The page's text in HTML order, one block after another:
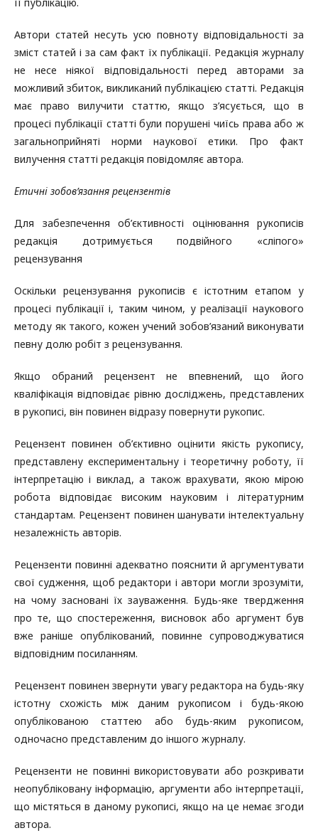
Автори статей несуть усю повноту відповідальності за
зміст статей і за сам факт їх публікації. Редакція журналу
не несе ніякої відповідальності перед авторами за
можливий збиток, викликаний публікацією статті. Редакція
має право вилучити статтю, якщо з’ясується, що в
процесі публікації статті були порушені чиїсь права або ж
загальноприйняті норми наукової етики. Про факт
вилучення статті редакція повідомляє автора.
Етичні зобов’язання рецензентів
Для забезпечення об’єктивності оцінювання рукописів
редакція дотримується подвійного «сліпого»
рецензування
Оскільки рецензування рукописів є істотним етапом у
процесі публікації і, таким чином, у реалізації наукового
методу як такого, кожен учений зобов’язаний виконувати
певну долю робіт з рецензування.
Якщо обраний рецензент не впевнений, що його
кваліфікація відповідає рівню досліджень, представлених
в рукописі, він повинен відразу повернути рукопис.
Рецензент повинен об’єктивно оцінити якість рукопису,
представлену експериментальну і теоретичну роботу, її
інтерпретацію і виклад, а також врахувати, якою мірою
робота відповідає високим науковим і літературним
стандартам. Рецензент повинен шанувати інтелектуальну
незалежність авторів.
Рецензенти повинні адекватно пояснити й аргументувати
свої судження, щоб редактори і автори могли зрозуміти,
на чому засновані їх зауваження. Будь-яке твердження
про те, що спостереження, висновок або аргумент був
вже раніше опублікований, повинне супроводжуватися
відповідним посиланням.
Рецензент повинен звернути увагу редактора на будь-яку
істотну схожість між даним рукописом і будь-якою
опублікованою статтею або будь-яким рукописом,
одночасно представленим до іншого журналу.
Рецензенти не повинні використовувати або розкривати
неопубліковану інформацію, аргументи або інтерпретації,
що містяться в даному рукописі, якщо на це немає згоди
автора.